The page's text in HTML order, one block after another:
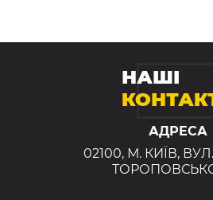
НАШІ
АДРЕСА
02100, М. КИЇВ,